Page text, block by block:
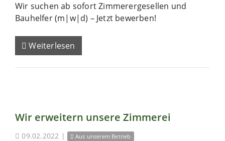
Wir suchen ab sofort Zimmerergesellen und
Bauhelfer (m|w|d) – Jetzt bewerben!
Weiterlesen
Wir erweitern unsere Zimmerei
09.02.2022 | Aus unserem Betrieb